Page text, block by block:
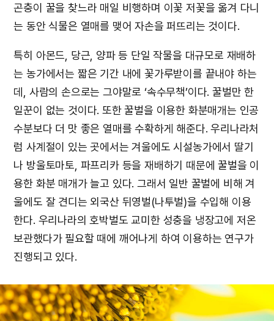
곤충이 꿀을 찾느라 매일 비행하며 이꽃 저꽃을 옮겨 다니
는 동안 식물은 열매를 맺어 자손을 퍼뜨리는 것이다.
특히 아몬드, 당근, 양파 등 단일 작물을 대규모로 재배하
는 농가에서는 짧은 기간 내에 꽃가루받이를 끝내야 하는
데, 사람의 손으로는 그야말로 ‘속수무책’이다. 꿀벌만 한
일꾼이 없는 것이다. 또한 꿀벌을 이용한 화분매개는 인공
수분보다 더 맛 좋은 열매를 수확하게 해준다. 우리나라처
럼 사계절이 있는 곳에서는 겨울에도 시설농가에서 딸기
나 방울토마토, 파프리카 등을 재배하기 때문에 꿀벌을 이
용한 화분 매개가 늘고 있다. 그래서 일반 꿀벌에 비해 겨
울에도 잘 견디는 외국산 뒤영벌(나투벌)을 수입해 이용
한다. 우리나라의 호박벌도 교미한 성충을 냉장고에 저온
보관했다가 필요할 때에 깨어나게 하여 이용하는 연구가
진행되고 있다.